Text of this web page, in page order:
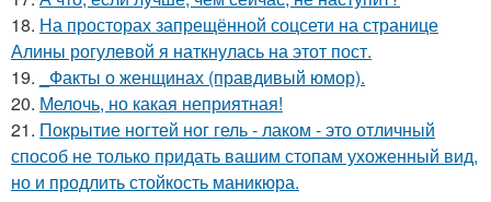
18. На просторах запрещённой соцсети на странице
Алины рогулевой я наткнулась на этот пост.
19.
_Факты о женщинах (правдивый юмор).
20. Мелочь, но какая неприятная!
21. Покрытие ногтей ног гель - лаком - это отличный
способ не только придать вашим стопам ухоженный вид,
но и продлить стойкость маникюра.